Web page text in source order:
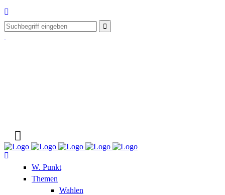
W. Punkt
Themen
Wahlen